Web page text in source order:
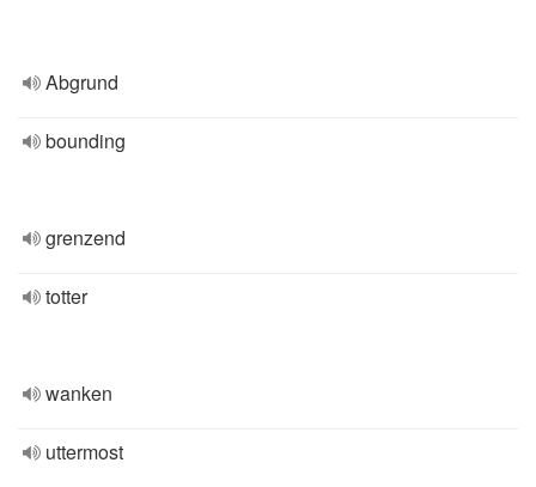
Abgrund
bounding
grenzend
totter
wanken
uttermost